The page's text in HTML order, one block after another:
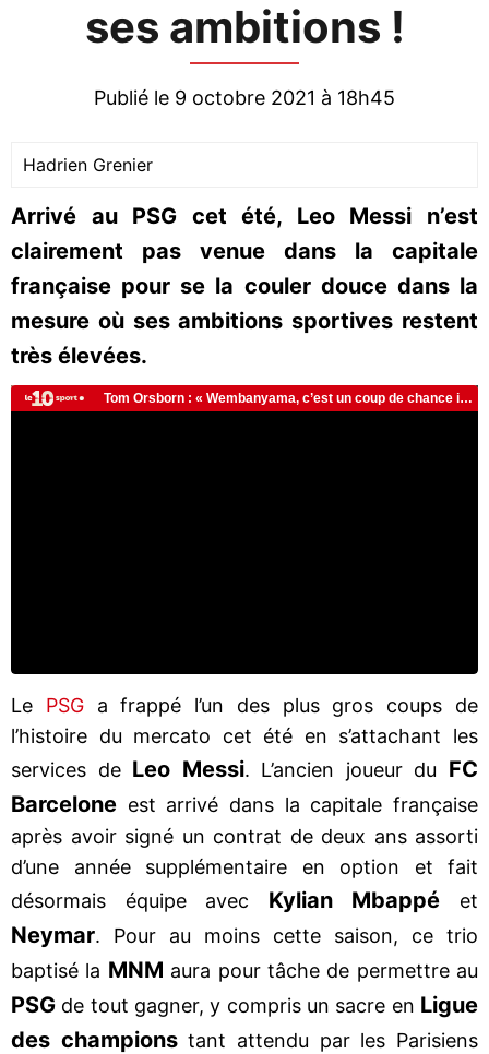
ses ambitions !
Publié le 9 octobre 2021 à 18h45
Hadrien Grenier
Arrivé au PSG cet été, Leo Messi n’est
clairement pas venue dans la capitale
française pour se la couler douce dans la
mesure où ses ambitions sportives restent
très élevées.
Le PSGa frappé l’un des plus gros coups de
l’histoire du mercato cet été en s’attachant les
services de Leo Messi. L’ancien joueur du FC
Barcelone est arrivé dans la capitale française
après avoir signé un contrat de deux ans assorti
d’une année supplémentaire en option et fait
désormais équipe avec Kylian Mbappé et
Neymar. Pour au moins cette saison, ce trio
baptisé la MNM aura pour tâche de permettre au
PSG de tout gagner, y compris un sacre en Ligue
des championstant attendu par les Parisiens